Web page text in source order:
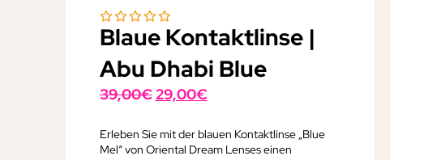
Blaue Kontaktlinse |
Abu Dhabi Blue
39,00€Ursprünglicher
war:
39,00€
29,00€Aktueller
ist:
29,00€.
Erleben Sie mit der blauen Kontaktlinse „Blue
Mel“ von Oriental Dream Lenses einen